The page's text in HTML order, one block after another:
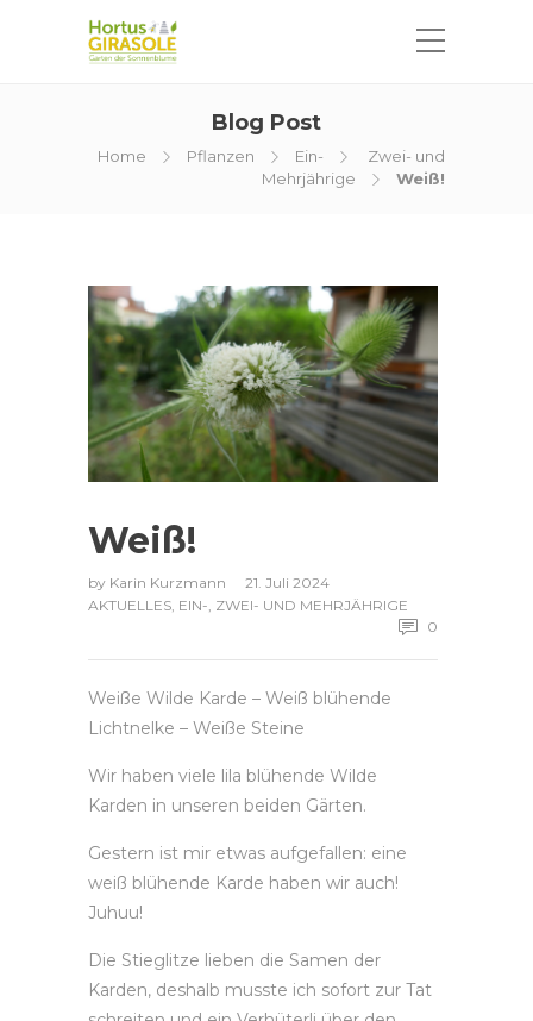
Blog Post
Home Pflanzen Ein-
Zwei- und
Mehrjährige
Weiß!
Weiß!
by Karin Kurzmann
21. Juli 2024
AKTUELLES, EIN-, ZWEI- UND MEHRJÄHRIGE
0
Weiße Wilde Karde – Weiß blühende
Lichtnelke – Weiße Steine
Wir haben viele lila blühende Wilde
Karden in unseren beiden Gärten.
Gestern ist mir etwas aufgefallen: eine
weiß blühende Karde haben wir auch!
Juhuu!
Die Stieglitze lieben die Samen der
Karden, deshalb musste ich sofort zur Tat